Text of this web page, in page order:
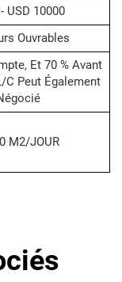
USD 10000
Ouvrables
Et 70 % Avant
C Peut Également
M2/JOUR